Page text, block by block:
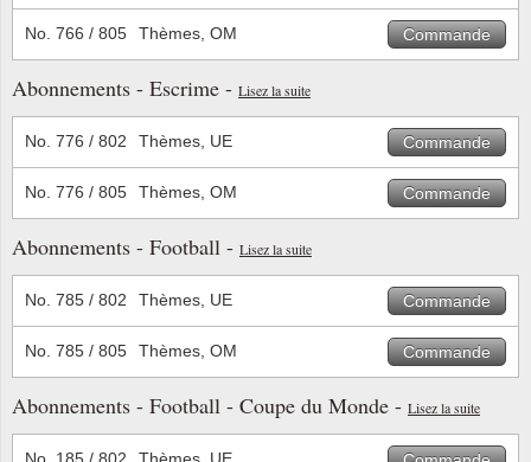
No. 766 / 805 Thèmes, OM Commande
Abonnements - Escrime - Lisez la suite
No. 776 / 802 Thèmes, UE Commande
No. 776 / 805 Thèmes, OM Commande
Abonnements - Football - Lisez la suite
No. 785 / 802 Thèmes, UE Commande
No. 785 / 805 Thèmes, OM Commande
Abonnements - Football - Coupe du Monde - Lisez la suite
Turquie
Vatican